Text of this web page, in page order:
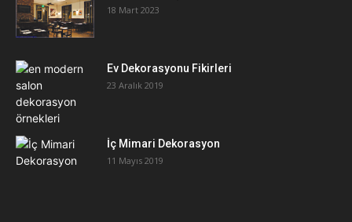
18 Mart 2023
Ev Dekorasyonu Fikirleri
23 Aralık 2019
İç Mimari Dekorasyon
11 Mayıs 2019